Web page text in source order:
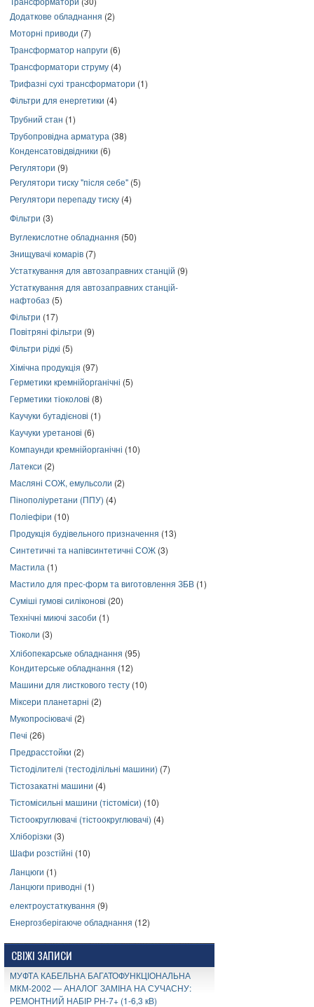
Додаткове обладнання (2)
Моторні приводи (7)
Трансформатор напруги (6)
Трансформатори струму (4)
Трифазні сухі трансформатори (1)
Фільтри для енергетики (4)
Трубний стан (1)
Трубопровідна арматура (38)
Конденсатовідвідники (6)
Регулятори (9)
Регулятори тиску "після себе" (5)
Регулятори перепаду тиску (4)
Фільтри (3)
Вуглекислотне обладнання (50)
Знищувачі комарів (7)
Устаткування для автозаправних станцій (9)
Устаткування для автозаправних станцій-
нафтобаз (5)
Фільтри (17)
Повітряні фільтри (9)
Фільтри рідкі (5)
Хімічна продукція (97)
Герметики кремнійорганічні (5)
Герметики тіоколові (8)
Каучуки бутадієнові (1)
Каучуки уретанові (6)
Компаунди кремнійорганічні (10)
Латекси (2)
Масляні СОЖ, емульсоли (2)
Пінополіуретани (ППУ) (4)
Поліефіри (10)
Продукція будівельного призначення (13)
Синтетичні та напівсинтетичні СОЖ (3)
Мастила (1)
Мастило для прес-форм та виготовлення ЗБВ (1)
Суміші гумові силіконові (20)
Технічні миючі засоби (1)
Тіоколи (3)
Хлібопекарське обладнання (95)
Кондитерське обладнання (12)
Машини для листкового тесту (10)
Міксери планетарні (2)
Мукопросіювачі (2)
Печі (26)
Предрасстойки (2)
Тістоділителі (тестоділільні машини) (7)
Тістозакатні машини (4)
Тістомісильні машини (тістоміси) (10)
Тістоокруглювачі (тістоокруглювачі) (4)
Хліборізки (3)
Шафи розстійні (10)
Ланцюги (1)
Ланцюги приводні (1)
електроустаткування (9)
Енергозберігаюче обладнання (12)
СВІЖІ ЗАПИСИ
МУФТА КАБЕЛЬНА БАГАТОФУНКЦІОНАЛЬНА
МКМ-2002 — АНАЛОГ ЗАМІНА НА СУЧАСНУ:
РЕМОНТНИЙ НАБІР РН-7+ (1-6,3 кВ)